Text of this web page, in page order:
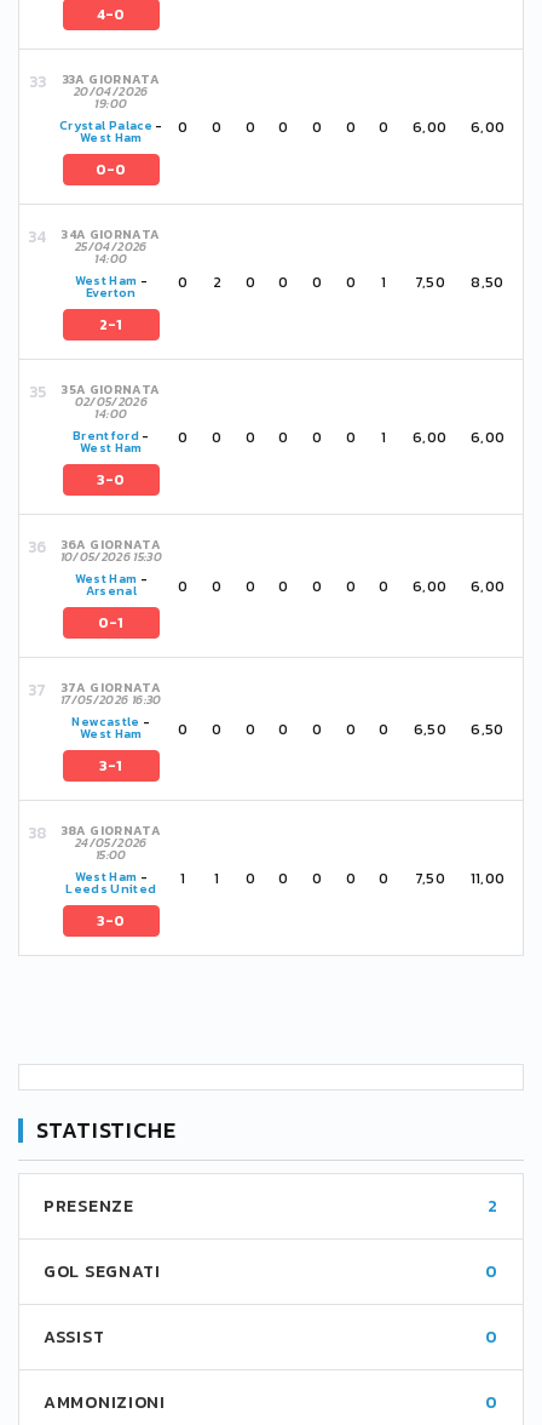
4-0
33A GIORNATA
20/04/2026
19:00
Crystal Palace -
West Ham
0-0
0 0 0 0 0 0 0 6,00 6,00
34A GIORNATA
25/04/2026
14:00
West Ham -
Everton
2-1
0 2 0 0 0 0 1 7,50 8,50
35A GIORNATA
02/05/2026
14:00
Brentford -
West Ham
3-0
0 0 0 0 0 0 1 6,00 6,00
36A GIORNATA
10/05/2026 15:30
West Ham -
Arsenal
0-1
0 0 0 0 0 0 0 6,00 6,00
37A GIORNATA
17/05/2026 16:30
Newcastle -
West Ham
3-1
0 0 0 0 0 0 0 6,50 6,50
38A GIORNATA
24/05/2026
15:00
West Ham -
Leeds United
3-0
1 1 0 0 0 0 0 7,50 11,00
STATISTICHE
PRESENZE 2
GOL SEGNATI 0
ASSIST 0
AMMONIZIONI 0